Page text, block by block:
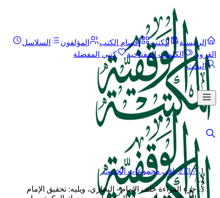
الرئيسية الكتب أقسام الكتب المؤلفون
السلاسل
القرون
الكلمات المفتاحية
كتبي المفضلة
البحث
213.7 باقي مجموعات الحديث
/
جزء القراءة خلف الإمام - البخاري، ويليه: تحقيق الإمام